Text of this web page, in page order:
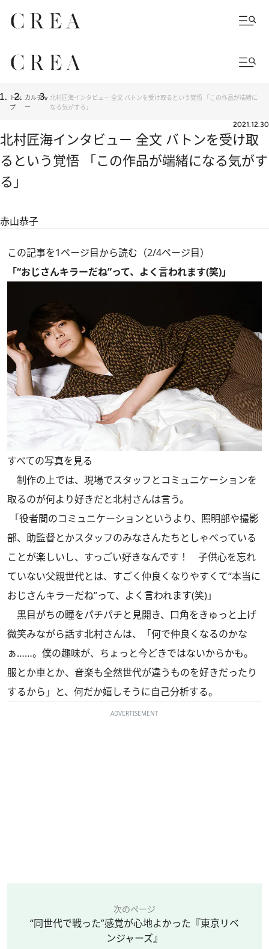
トッ
プ
カルチャ
ー
北村匠海インタビュー 全文 バトンを受け取るという覚悟 「この作品が端緒に
なる気がする」
2021.12.30
北村匠海インタビュー 全文 バトンを受け取
るという覚悟 「この作品が端緒になる気がす
る」
赤山恭子
この記事を1ページ目から読む（2/4ページ目）
「“おじさんキラーだね”って、よく言われます(笑)」
すべての写真を見る
制作の上では、現場でスタッフとコミュニケーションを
取るのが何より好きだと北村さんは言う。
「役者間のコミュニケーションというより、照明部や撮影
部、助監督とかスタッフのみなさんたちとしゃべっている
ことが楽しいし、すっごい好きなんです！ 子供心を忘れ
ていない父親世代とは、すごく仲良くなりやすくて“本当に
おじさんキラーだね”って、よく言われます(笑)」
黒目がちの瞳をパチパチと見開き、口角をきゅっと上げ
微笑みながら話す北村さんは、「何で仲良くなるのかな
ぁ……。僕の趣味が、ちょっと今どきではないからかも。
服とか車とか、音楽も全然世代が違うものを好きだったり
するから」と、何だか嬉しそうに自己分析する。
ADVERTISEMENT
次のページ
“同世代で戦った”感覚が心地よかった『東京リベ
ンジャーズ』